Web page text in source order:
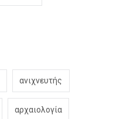
ανιχνευτής
αρχαιολογία